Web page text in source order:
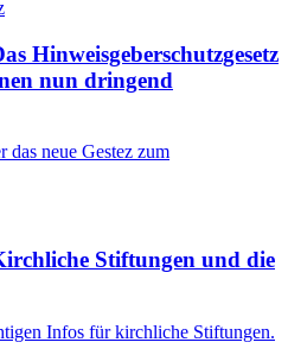
Hinweisgeberschutzgesetz
nun dringend
das neue Gestez zum
Stiftungen und die
Infos für kirchliche Stiftungen.